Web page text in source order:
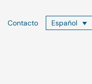
Contacto Español